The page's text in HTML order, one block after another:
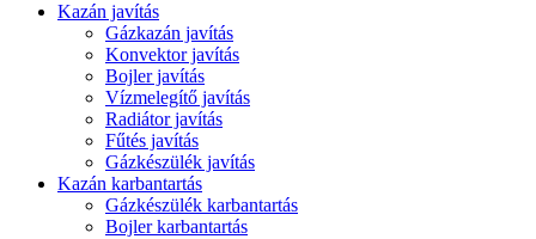
Kazán javítás
Gázkazán javítás
Konvektor javítás
Bojler javítás
Vízmelegítő javítás
Radiátor javítás
Fűtés javítás
Gázkészülék javítás
Kazán karbantartás
Gázkészülék karbantartás
Bojler karbantartás